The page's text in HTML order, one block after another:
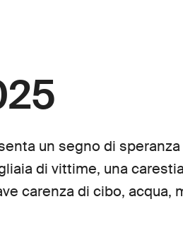
un segno di
di vittime, una
carenza di cibo, acqua,